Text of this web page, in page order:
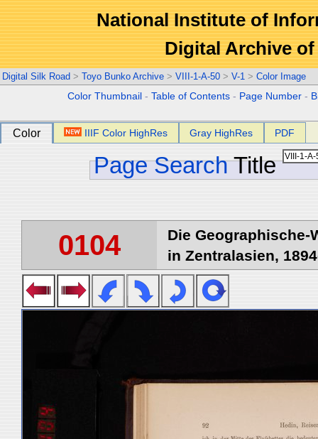
National Institute of
Digital Archive
Digital Silk Road > Toyo Bunko Archive > VIII-1-A-50 > V-1 > Color Image
Color Thumbnail -Table of Contents - Page Number -
Color IIIF Color HighRes Gray HighRes PDF
Page Search Title
0104
Die
in Zentralasien,